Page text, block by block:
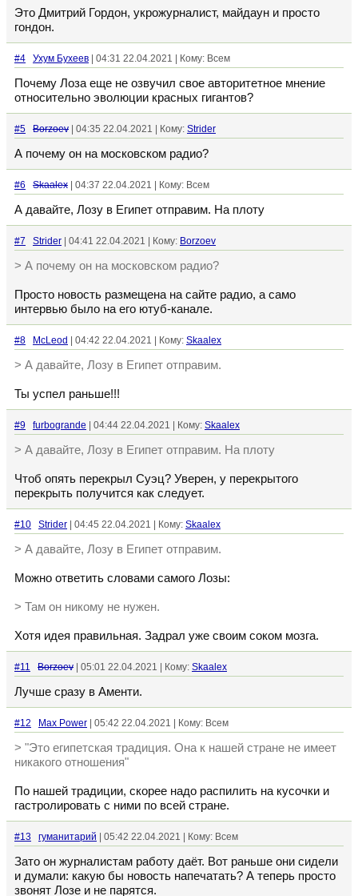
Это Дмитрий Гордон, укрожурналист, майдаун и просто
гондон.
#4 Ухум Бухеев | 04:31 22.04.2021 | Кому: Всем
Почему Лоза еще не озвучил свое авторитетное мнение
относительно эволюции красных гигантов?
#5 Borzoev | 04:35 22.04.2021 | Кому: Strider
А почему он на московском радио?
#6 Skaalex | 04:37 22.04.2021 | Кому: Всем
А давайте, Лозу в Египет отправим. На плоту
#7 Strider | 04:41 22.04.2021 | Кому: Borzoev
> А почему он на московском радио?
Просто новость размещена на сайте радио, а само
интервью было на его ютуб-канале.
#8 McLeod | 04:42 22.04.2021 | Кому: Skaalex
> А давайте, Лозу в Египет отправим.
Ты успел раньше!!!
#9 furbogrande | 04:44 22.04.2021 | Кому: Skaalex
> А давайте, Лозу в Египет отправим. На плоту
Чтоб опять перекрыл Суэц? Уверен, у перекрытого
перекрыть получится как следует.
#10 Strider | 04:45 22.04.2021 | Кому: Skaalex
> А давайте, Лозу в Египет отправим.
Можно ответить словами самого Лозы:
> Там он никому не нужен.
Хотя идея правильная. Задрал уже своим соком мозга.
#11 Borzoev | 05:01 22.04.2021 | Кому: Skaalex
Лучше сразу в Аменти.
#12 Max Power | 05:42 22.04.2021 | Кому: Всем
> "Это египетская традиция. Она к нашей стране не имеет
никакого отношения"
По нашей традиции, скорее надо распилить на кусочки и
гастролировать с ними по всей стране.
#13 гуманитарий | 05:42 22.04.2021 | Кому: Всем
Зато он журналистам работу даёт. Вот раньше они сидели
и думали: какую бы новость напечатать? А теперь просто
звонят Лозе и не парятся.